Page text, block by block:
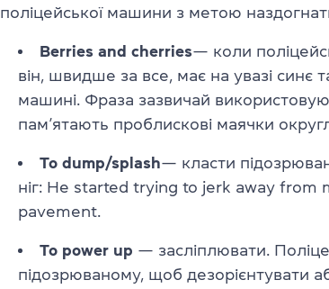
поліцейської машини з метою
Berries and cherries— коли
він, швидше за все, має на увазі синє
машині. Фраза зазвичай
пам’ятають проблискові маячки
To dump/splash— класти
ніг: He started trying to jerk away from
pavement.
To power up — засліплювати.
підозрюваному, щоб дезорієнтувати